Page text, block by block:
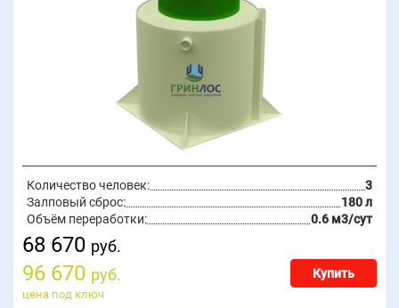
Количество человек:
3
Залповый сброс:
180 л
Объём переработки:
0.6 м3/сут
68 670 руб.
96 670 руб. Купить
цена под ключ